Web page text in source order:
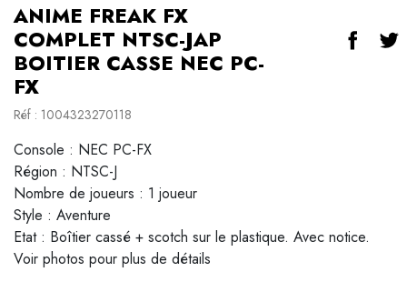
ANIME FREAK FX
COMPLET NTSC-JAP
BOITIER CASSE NEC PC-
FX
Réf : 1004323270118
Console : NEC PC-FX
Région : NTSC-J
Nombre de joueurs : 1 joueur
Style : Aventure
Etat : Boîtier cassé + scotch sur le plastique. Avec notice.
Voir photos pour plus de détails